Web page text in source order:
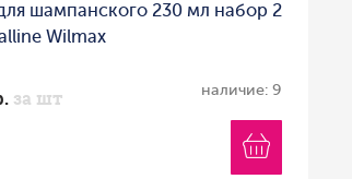
шампанского 230 мл набор 2
Wilmax
за шт наличие: 9